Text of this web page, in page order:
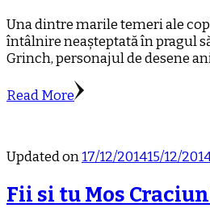
Una dintre marile temeri ale
întâlnire neașteptată în pragul
Grinch, personajul de desene
Read More
Updated on17/12/201415/12/
Fii si tu Mos